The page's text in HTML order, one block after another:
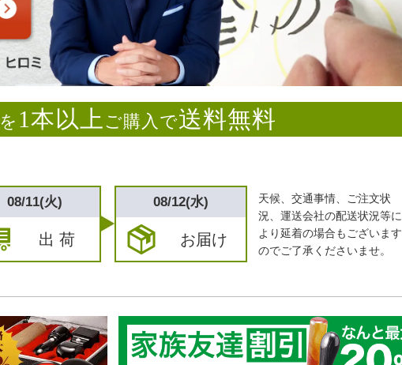
を 1本以上 ご購入で送料無料
08/11(火)
出 荷
08/12(水)
お届け
天候、交通事情、ご注文状
況、運送会社の配送状況等に
より延着の場合もございます
のでご了承くださいませ。